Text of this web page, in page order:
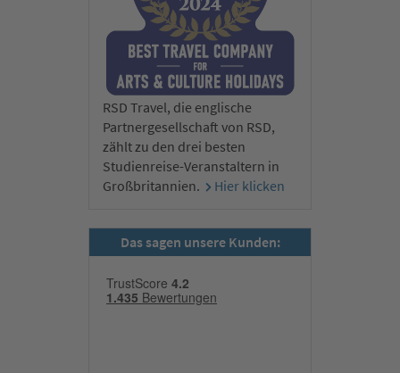
RSD Travel, die englische
Partnergesellschaft von RSD,
zählt zu den drei besten
Studienreise-Veranstaltern in
Großbritannien.
Hier klicken
Das sagen unsere Kunden: